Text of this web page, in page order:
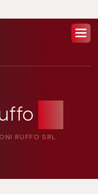
RUFFO SRL